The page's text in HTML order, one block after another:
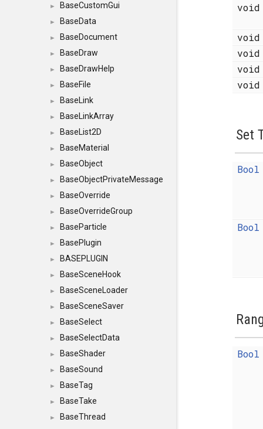
► BaseCustomGui
► BaseData
► BaseDocument
► BaseDraw
► BaseDrawHelp
► BaseFile
► BaseLink
► BaseLinkArray
► BaseList2D
► BaseMaterial
► BaseObject
► BaseObjectPrivateMessage
► BaseOverride
► BaseOverrideGroup
► BaseParticle
► BasePlugin
► BASEPLUGIN
► BaseSceneHook
► BaseSceneLoader
► BaseSceneSaver
► BaseSelect
► BaseSelectData
► BaseShader
► BaseSound
► BaseTag
► BaseTake
►
BaseThread
Set
Bool
Bool
Bool